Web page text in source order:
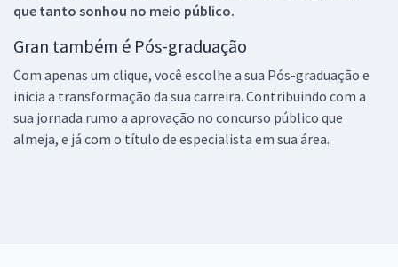
que tanto sonhou no meio público.
Gran também é Pós-graduação
Com apenas um clique, você escolhe a sua Pós-graduação e
inicia a transformação da sua carreira. Contribuindo com a
sua jornada rumo a aprovação no concurso público que
almeja, e já com o título de especialista em sua área.